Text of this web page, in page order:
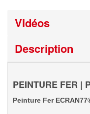
Vidéos
Description
PEINTURE FER |
Peinture Fer ECRAN77